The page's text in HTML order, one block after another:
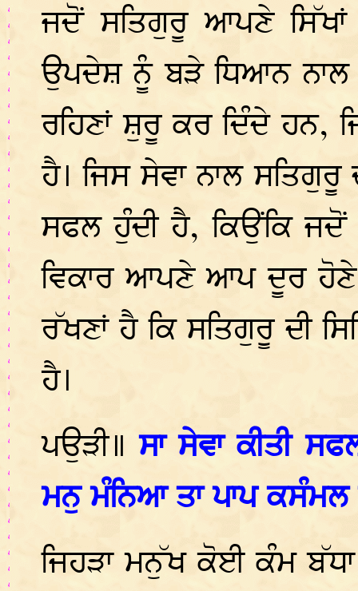
ਜਦੋਂ ਸਤਿਗੁਰੂ ਆਪਣੇ
ਉਪਦੇਸ਼ ਨੂੰ ਬੜੇ ਧਿਆਨ ਨਾਲ
ਰਹਿਣਾਂ ਸ਼ੁਰੂ ਕਰ ਦਿੰਦੇ ਹਨ,
ਹੈ। ਜਿਸ ਸੇਵਾ ਨਾਲ
ਸਫਲ ਹੁੰਦੀ ਹੈ, ਕਿਉਂਕਿ
ਵਿਕਾਰ ਆਪਣੇ ਆਪ ਦੂਰ
ਰੱਖਣਾਂ ਹੈ ਕਿ ਸਤਿਗੁਰੂ ਦੀ
ਹੈ।
ਪਉੜੀ॥ਸਾ ਸੇਵਾ ਕੀਤੀ
ਮਨੁ ਮੰਨਿਆ ਤਾ ਪਾਪ
ਜਿਹੜਾ ਮਨੁੱਖ ਕੋਈ ਕੰਮ